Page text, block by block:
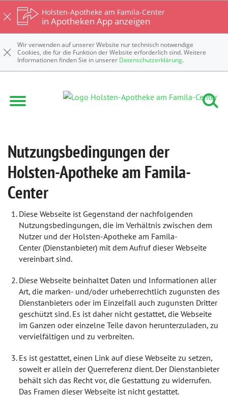
Holsten-Apotheke am Famila-Center
in Apotheken App anzeigen
Wir verwenden auf unserer Website nur technisch notwendige
Cookies, die für die Funktion der Website erforderlich sind. Weitere
Informationen finden Sie in unserer Datenschutzerklärung.
Nutzungsbedingungen der
Holsten-Apotheke am Famila-
Center
Diese Webseite ist Gegenstand der nachfolgenden
Nutzungsbedingungen, die im Verhältnis zwischen dem
Nutzer und der Holsten-Apotheke am Famila-
Center (Dienstanbieter) mit dem Aufruf dieser Webseite
vereinbart sind.
Diese Webseite beinhaltet Daten und Informationen aller
Art, die marken- und/oder urheberrechtlich zugunsten des
Dienstanbieters oder im Einzelfall auch zugunsten Dritter
geschützt sind. Es ist daher nicht gestattet, die Webseite
im Ganzen oder einzelne Teile davon herunterzuladen, zu
vervielfältigen und zu verbreiten.
Es ist gestattet, einen Link auf diese Webseite zu setzen,
soweit er allein der Querreferenz dient. Der Dienstanbieter
behält sich das Recht vor, die Gestattung zu widerrufen.
Das Framen dieser Webseite ist nicht gestattet.